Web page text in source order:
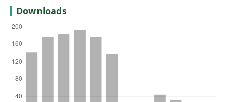
Downloads